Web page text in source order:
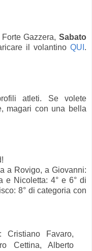
Gazzera, Sabato
il volantino QUI .
atleti. Se volete
magari con una bella
a Rovigo, a Giovanni:
e Nicoletta: 4° e 6° di
8° di categoria con
Favaro,
Cettina, Alberto